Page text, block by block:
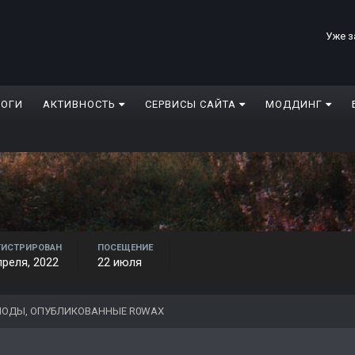
Уже
АКТИВНОСТЬ СЕРВИСЫ САЙТА МОДДИНГ
2022
ПОСЕЩЕНИЕ
22 июля
ОПУБЛИКОВАННЫЕ R0WAX